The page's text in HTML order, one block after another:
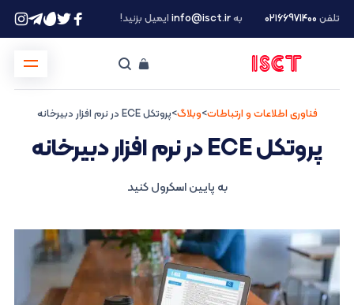
تلفن ۰۲۱66971400 بهinfo@isct.irایمیل بزنید!
فناوری اطلاعات و ارتباطات>وبلاگ>پروتکل ECE در نرم افزار دبیرخانه
پروتکل ECE در نرم افزار دبیرخانه
به پایین اسکرول کنید